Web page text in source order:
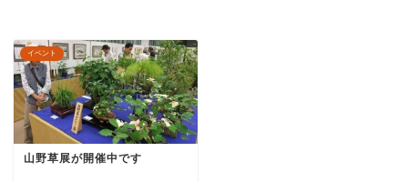
イベント
山野草展が開催中です